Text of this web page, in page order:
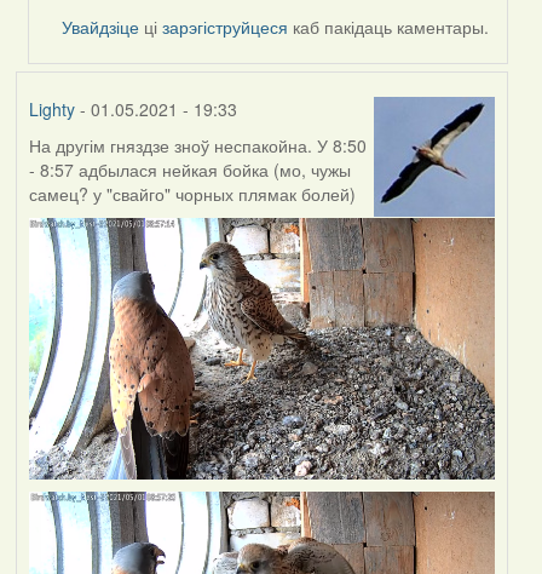
Увайдзіце цізарэгіструйцеся каб пакідаць каментары.
Lighty- 01.05.2021 - 19:33
На другім гняздзе зноў неспакойна. У 8:50
- 8:57 адбылася нейкая бойка (мо, чужы
самец? у "свайго" чорных плямак болей)